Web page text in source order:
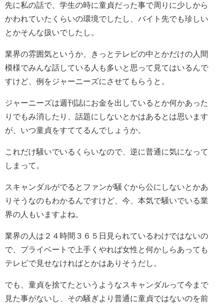
先に私の話で、学生の時に童貞だった事で周りに少しから
かわれていたくらいの環境でしたし、バイト先でも珍しい
とかそんな扱いでしたし。
業界の雰囲気というか、きっとテレビの中とかだけの人間
模様でみんな話している人も多いと思って見てはいるんで
すけど、例をジャーニーズにさせてもらうと。
ジャーニーズは週刊誌にお金を出しているとか何かあった
りでもみ消したり、話題にしないとかはあるとは思います
が、いつ童貞をすててるんでしょうか。
これだけ騒いでいるくらいなので、逆に普通に気になって
しまって。
スキャンダルがでるとファンが騒ぐから公にしないとかあ
りそうなのもわかるんですけど、今、本気で騒いでいる業
界の人もいますよね。
業界の人は２４時間３６５日見られているわけではないの
で、プライベートで上手くやれば女性と何かしらあっても
テレビで見せなければとかはありそうだし。
でも、童貞を捨てたというようなスキャンダルって今まで
見た事がないし、その騒ぎより普通に童貞ではないのを前